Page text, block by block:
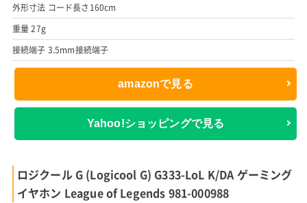
外形寸法 コード長さ160cm
重量 27g
接続端子 3.5mm接続端子
amazonで見る
Yahoo!ショッピングで見る
ロジクール G (Logicool G) G333-LoL K/DA ゲーミング
イヤホン League of Legends 981-000988